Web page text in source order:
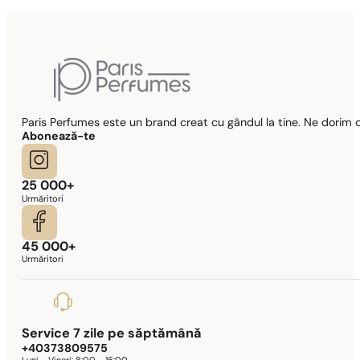
Paris Perfumes este un brand creat cu gândul la tine. Ne
Abonează-te
25 000+
Urmăritori
45 000+
Urmăritori
Service 7 zile pe săptămână
+40373809575